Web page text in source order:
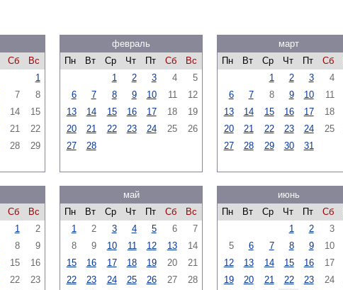
Сб
Вс
1
7
8
14
15
21
22
28
29
февраль
Пн
Вт Ср Чт Пт Сб
Вс
1
2 3 4
5
6
7 8 9 10 11
12
13
14 15 16 17 18
19
20
21 22 23 24 25
26
27
28
март
Пн
Вт Ср Чт Пт Сб
1
2 3 4
6
7 8 9 10 11
13
14 15 16 17 18
20
21 22 23 24 25
27
28 29 30 31
Сб
Вс
1
2
8
9
15
16
22
23
май
Пн
Вт Ср Чт Пт Сб
Вс
1
2 3 4 5 6
7
8
9 10 11 12 13
14
15
16 17 18 19 20
21
22
23 24 25 26 27
28
июнь
Пн
Вт Ср Чт Пт Сб
1
2 3
5
6 7 8 9 10
12
13 14 15 16 17
19
20 21 22 23 24